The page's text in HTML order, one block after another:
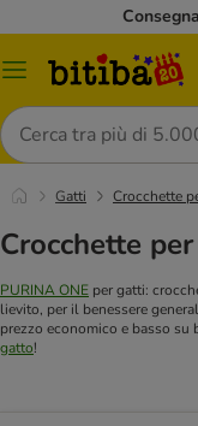
Overview
Cerca
Gatti Crocchette
Crocchette
PURINA ONE per gatti:
lievito, per il benessere
prezzo economico e basso su
gatto!